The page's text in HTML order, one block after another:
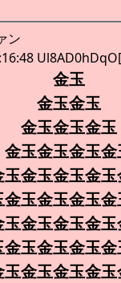
ン
玉
玉金玉
金玉金
玉金玉
玉金玉金
金玉金玉
金玉金玉金
金玉金玉金玉